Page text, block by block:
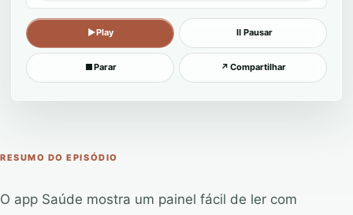
▶Play Ⅱ Pausar
■Parar ↗ Compartilhar
RESUMO DO EPISÓDIO
O app Saúde mostra um painel fácil de ler com